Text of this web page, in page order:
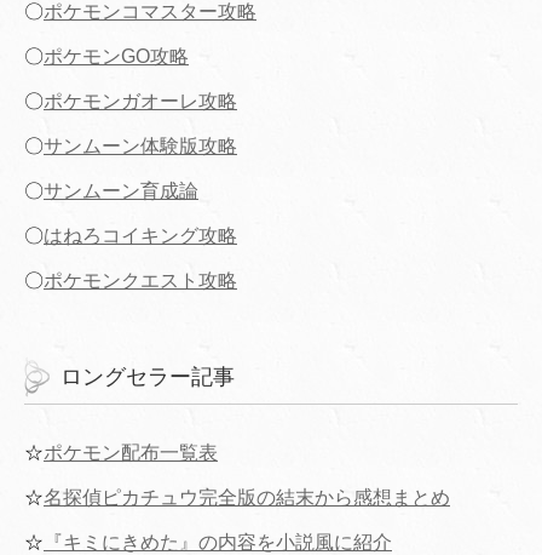
〇ポケモンコマスター攻略
〇ポケモンGO攻略
〇ポケモンガオーレ攻略
〇サンムーン体験版攻略
〇サンムーン育成論
〇はねろコイキング攻略
〇ポケモンクエスト攻略
ロングセラー記事
☆ポケモン配布一覧表
☆名探偵ピカチュウ完全版の結末から感想まとめ
☆ 『キミにきめた』の内容を小説風に紹介